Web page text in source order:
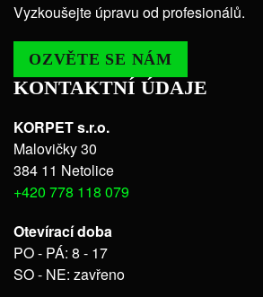
Vyzkoušejte úpravu od profesionálů.
OZVĚTE SE NÁM
KONTAKTNÍ ÚDAJE
KORPET s.r.o.
Malovičky 30
384 11 Netolice
+420 778 118 079
Otevírací doba
PO - PÁ: 8 - 17
SO - NE: zavřeno